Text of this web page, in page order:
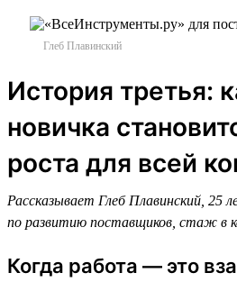
Глеб Плавинский
История третья:
новичка
роста для всей
Рассказывает Глеб Плавинский, 25
по развитию поставщиков, стаж в
Когда работа — это